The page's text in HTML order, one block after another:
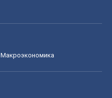
Mакроэкономика